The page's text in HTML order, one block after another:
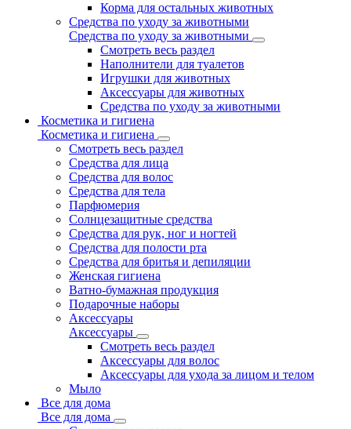
Корма для остальных животных
Средства по уходу за животными
Средства по уходу за животными
Смотреть весь раздел
Наполнители для туалетов
Игрушки для животных
Аксессуары для животных
Средства по уходу за животными
Косметика и гигиена
Косметика и гигиена
Смотреть весь раздел
Средства для лица
Средства для волос
Средства для тела
Парфюмерия
Солнцезащитные средства
Средства для рук, ног и ногтей
Средства для полости рта
Средства для бритья и депиляции
Женская гигиена
Ватно-бумажная продукция
Подарочные наборы
Аксессуары
Аксессуары
Смотреть весь раздел
Аксессуары для волос
Аксессуары для ухода за лицом и телом
Мыло
Все для дома
Все для дома